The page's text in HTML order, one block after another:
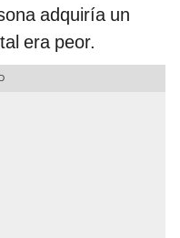
adquiría un
era peor.